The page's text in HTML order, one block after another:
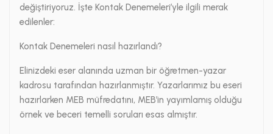
değiştiriyoruz. İşte Kontak Denemeleri’yle ilgili merak
edilenler:
Kontak Denemeleri nasıl hazırlandı?
Elinizdeki eser alanında uzman bir öğretmen-yazar
kadrosu tarafından hazırlanmıştır. Yazarlarımız bu eseri
hazırlarken MEB müfredatını, MEB’in yayımlamış olduğu
örnek ve beceri temelli soruları esas almıştır.